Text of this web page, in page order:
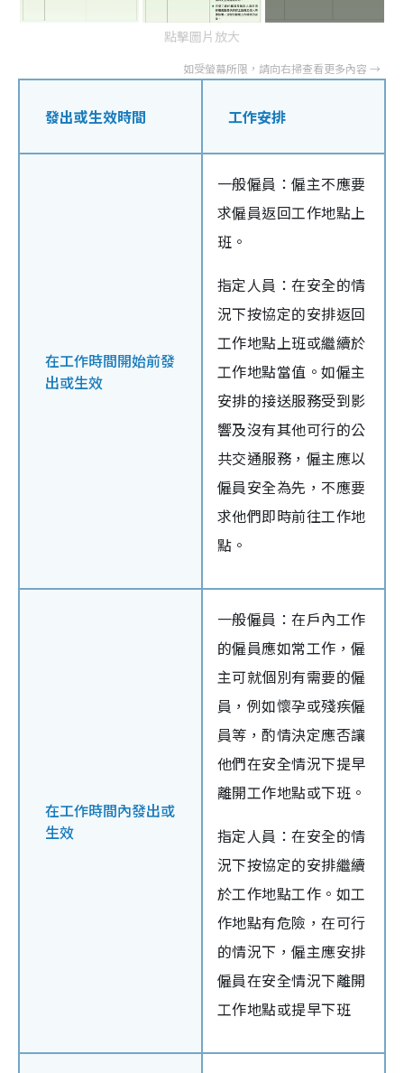
點擊圖片放大
發出或生效時間 工作安排
在工作時間開始前發
出或生效
一般僱員：僱主不應要
求僱員返回工作地點上
班。
指定人員：在安全的情
況下按協定的安排返回
工作地點上班或繼續於
工作地點當值。如僱主
安排的接送服務受到影
響及沒有其他可行的公
共交通服務，僱主應以
僱員安全為先，不應要
求他們即時前往工作地
點。
在工作時間內發出或
生效
一般僱員：在戶內工作
的僱員應如常工作，僱
主可就個別有需要的僱
員，例如懷孕或殘疾僱
員等，酌情決定應否讓
他們在安全情況下提早
離開工作地點或下班。
指定人員：在安全的情
況下按協定的安排繼續
於工作地點工作。如工
作地點有危險，在可行
的情況下，僱主應安排
僱員在安全情況下離開
工作地點或提早下班